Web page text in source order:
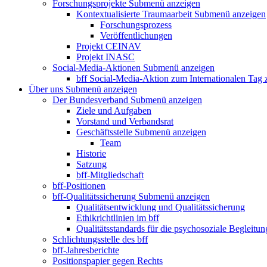
Forschungsprojekte Submenü anzeigen
Kontextualisierte Traumaarbeit Submenü anzeigen
Forschungsprozess
Veröffentlichungen
Projekt CEINAV
Projekt INASC
Social-Media-Aktionen Submenü anzeigen
bff Social-Media-Aktion zum Internationalen Tag
Über uns Submenü anzeigen
Der Bundesverband Submenü anzeigen
Ziele und Aufgaben
Vorstand und Verbandsrat
Geschäftsstelle Submenü anzeigen
Team
Historie
Satzung
bff-Mitgliedschaft
bff-Positionen
bff-Qualitätssicherung Submenü anzeigen
Qualitätsentwicklung und Qualitätssicherung
Ethikrichtlinien im bff
Qualitätsstandards für die psychosoziale
Schlichtungsstelle des bff
bff-Jahresberichte
Positionspapier gegen Rechts